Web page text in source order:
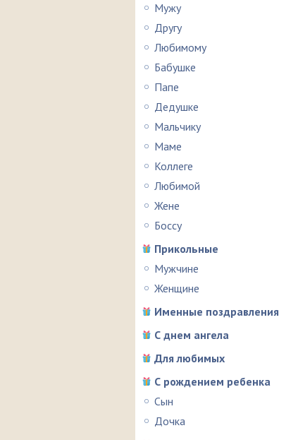
Мужу
Другу
Любимому
Бабушке
Папе
Дедушке
Мальчику
Маме
Коллеге
Любимой
Жене
Боссу
Прикольные
Мужчине
Женщине
Именные поздравления
С днем ангела
Для любимых
С рождением ребенка
Сын
Дочка